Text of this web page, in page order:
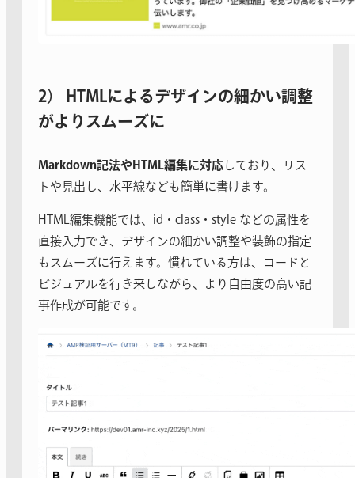
2） HTMLによるデザインの細かい調整
がよりスムーズに
Markdown記法やHTML編集に対応 しており、リス
トや見出し、水平線なども簡単に書けます。
HTML編集機能では、id・class・style などの属性を
直接入力でき、デザインの細かい調整や装飾の指定
もスムーズに行えます。慣れている方は、コードと
ビジュアルを行き来しながら、より自由度の高い記
事作成が可能です。